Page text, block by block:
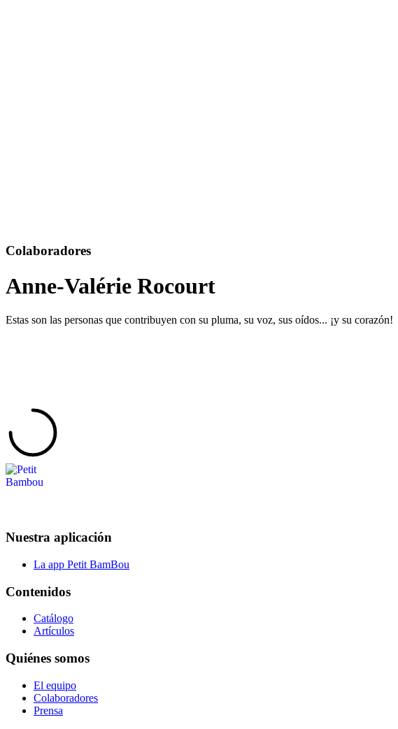
Colaboradores
Anne-Valérie Rocourt
Estas son las personas que contribuyen con su pluma, su voz, sus oídos... ¡y su corazón!
Nuestra aplicación
La app Petit BamBou
Contenidos
Catálogo
Artículos
Quiénes somos
El equipo
Colaboradores
Prensa